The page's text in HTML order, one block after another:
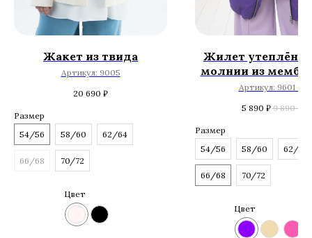
Жакет из твида
Артикул: 9005
20 690 ₽
Размер
54/56
58/60 62/64
66/68 70/72
Цвет
Жилет
молнии из
ткани
Артикул: 9601 М
5 890 ₽ 9 890 ₽
Размер
54/56
58/60 62/64
66/68 70/72
Цвет